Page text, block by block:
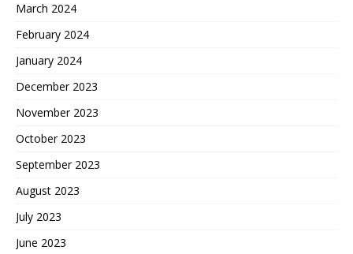
March 2024
February 2024
January 2024
December 2023
November 2023
October 2023
September 2023
August 2023
July 2023
June 2023